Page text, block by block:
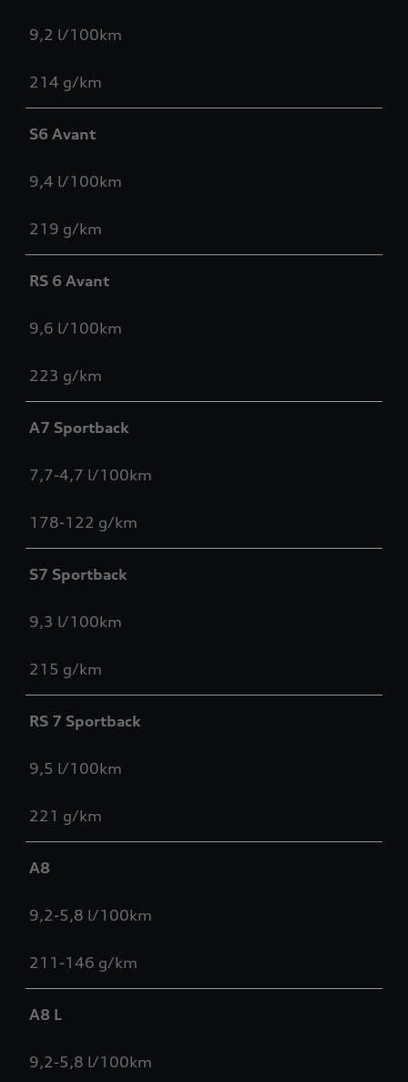
9,2 l/100km
214 g/km
S6 Avant
9,4 l/100km
219 g/km
RS 6 Avant
9,6 l/100km
223 g/km
A7 Sportback
7,7-4,7 l/100km
178-122 g/km
S7 Sportback
9,3 l/100km
215 g/km
RS 7 Sportback
9,5 l/100km
221 g/km
A8
9,2-5,8 l/100km
211-146 g/km
A8 L
9,2-5,8 l/100km